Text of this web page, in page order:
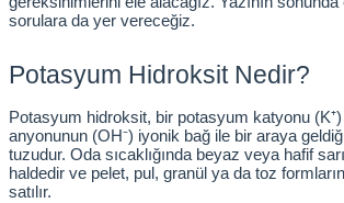
Kabinleri
sorulara da yer vereceğiz.
Potasyum Hidroksit Nedir?
Potasyum hidroksit, bir potasyum katyonu
anyonunun (OH⁻) iyonik bağ ile bir araya
tuzudur. Oda sıcaklığında beyaz veya hafif
haldedir ve pelet, pul, granül ya da toz
satılır.